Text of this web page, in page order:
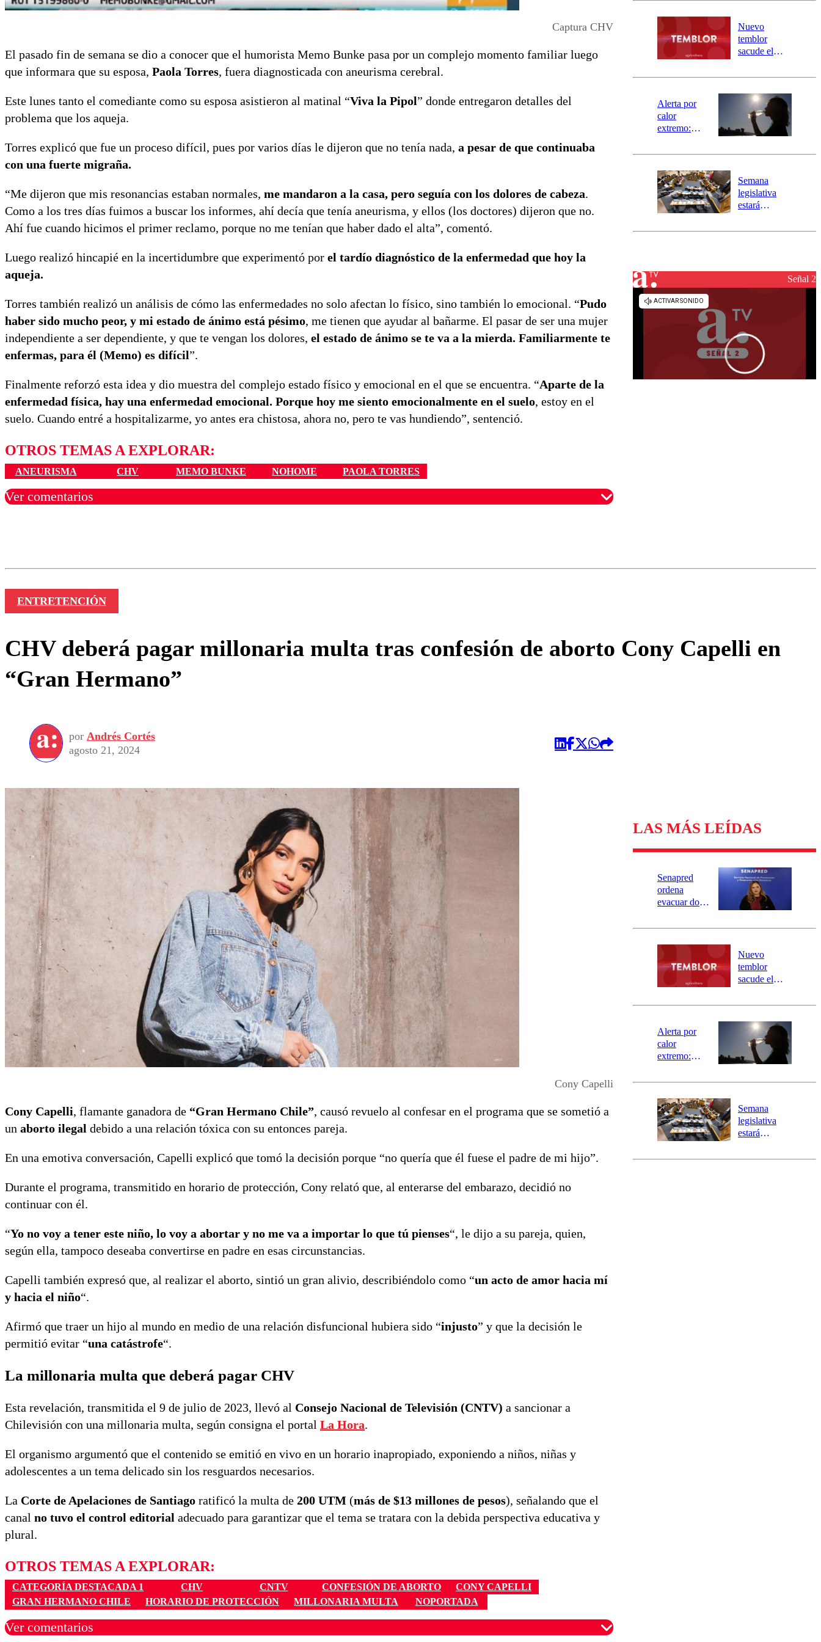
Captura CHV
El pasado fin de semana se dio a conocer que el humorista Memo Bunke pasa por un complejo momento familiar luego
que informara que su esposa, Paola Torres, fuera diagnosticada con aneurisma cerebral.
Este lunes tanto el comediante como su esposa asistieron al matinal “Viva la Pipol” donde entregaron detalles del
problema que los aqueja.
Torres explicó que fue un proceso difícil, pues por varios días le dijeron que no tenía nada, a pesar de que continuaba
con una fuerte migraña.
“Me dijeron que mis resonancias estaban normales, me mandaron a la casa, pero seguía con los dolores de cabeza.
Como a los tres días fuimos a buscar los informes, ahí decía que tenía aneurisma, y ellos (los doctores) dijeron que no.
Ahí fue cuando hicimos el primer reclamo, porque no me tenían que haber dado el alta”, comentó.
Luego realizó hincapié en la incertidumbre que experimentó por el tardío diagnóstico de la enfermedad que hoy la
aqueja.
Torres también realizó un análisis de cómo las enfermedades no solo afectan lo físico, sino también lo emocional. “Pudo
haber sido mucho peor, y mi estado de ánimo está pésimo, me tienen que ayudar al bañarme. El pasar de ser una mujer
independiente a ser dependiente, y que te vengan los dolores, el estado de ánimo se te va a la mierda. Familiarmente te
enfermas, para él (Memo) es difícil”.
Finalmente reforzó esta idea y dio muestra del complejo estado físico y emocional en el que se encuentra. “Aparte de la
enfermedad física, hay una enfermedad emocional. Porque hoy me siento emocionalmente en el suelo, estoy en el
suelo. Cuando entré a hospitalizarme, yo antes era chistosa, ahora no, pero te vas hundiendo”, sentenció.
OTROS TEMAS A EXPLORAR:
ANEURISMA CHV MEMO BUNKE NOHOME PAOLA TORRES
Ver comentarios
río Damas:
activa
mensajería
SAE
Nuevo
temblor
sacude el
revisa la
epicentro
Alerta por
calor
extremo:
activa Alerta
Preventiva en
tres comunas
Semana
legislativa
estará
el fin de la
reconstrucciónSeñal 2
ENTRETENCIÓN
CHV deberá pagar millonaria multa tras confesión de aborto Cony Capelli en
“Gran Hermano”
por Andrés Cortés
agosto 21, 2024
Cony Capelli
Cony Capelli, flamante ganadora de “Gran Hermano Chile”, causó revuelo al confesar en el programa que se sometió a
un aborto ilegal debido a una relación tóxica con su entonces pareja.
En una emotiva conversación, Capelli explicó que tomó la decisión porque “no quería que él fuese el padre de mi hijo”.
Durante el programa, transmitido en horario de protección, Cony relató que, al enterarse del embarazo, decidió no
continuar con él.
“Yo no voy a tener este niño, lo voy a abortar y no me va a importar lo que tú pienses“, le dijo a su pareja, quien,
según ella, tampoco deseaba convertirse en padre en esas circunstancias.
Capelli también expresó que, al realizar el aborto, sintió un gran alivio, describiéndolo como “un acto de amor hacia mí
y hacia el niño“.
Afirmó que traer un hijo al mundo en medio de una relación disfuncional hubiera sido “injusto” y que la decisión le
permitió evitar “una catástrofe“.
La millonaria multa que deberá pagar CHV
Esta revelación, transmitida el 9 de julio de 2023, llevó al Consejo Nacional de Televisión (CNTV) a sancionar a
Chilevisión con una millonaria multa, según consigna el portal La Hora.
El organismo argumentó que el contenido se emitió en vivo en un horario inapropiado, exponiendo a niños, niñas y
adolescentes a un tema delicado sin los resguardos necesarios.
La Corte de Apelaciones de Santiago ratificó la multa de 200 UTM (más de $13 millones de pesos), señalando que el
canal no tuvo el control editorial adecuado para garantizar que el tema se tratara con la debida perspectiva educativa y
plural.
OTROS TEMAS A EXPLORAR:
CATEGORÍA DESTACADA 1 CHV CNTV CONFESIÓN DE ABORTO
CONY CAPELLI
GRAN HERMANO CHILE
HORARIO DE PROTECCIÓN MILLONARIA MULTA NOPORTADA
Ver comentarios
LAS MÁS LEÍDAS
Senapred
ordena
evacuar dos
Carahue por
río Damas:
activa
mensajería
SAE
Nuevo
temblor
sacude el
revisa la
epicentro
Alerta por
calor
extremo:
activa Alerta
Preventiva en
tres comunas
Semana
legislativa
estará
el fin de la